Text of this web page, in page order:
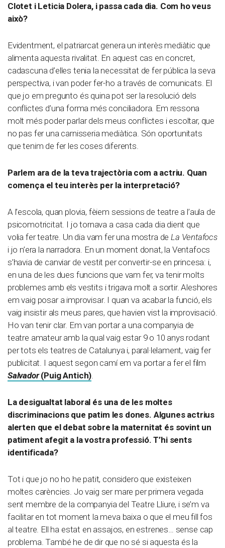
Clotet i Leticia Dolera, i passa cada dia. Com ho veus
això?
Evidentment, el patriarcat genera un interès mediàtic que
alimenta aquesta rivalitat. En aquest cas en concret,
cadascuna d’elles tenia la necessitat de fer pública la seva
perspectiva, i van poder fer-ho a través de comunicats. El
que jo em pregunto és quina pot ser la resolució dels
conflictes d’una forma més conciliadora. Em ressona
molt més poder parlar dels meus conflictes i escoltar, que
no pas fer una carnisseria mediàtica. Són oportunitats
que tenim de fer les coses diferents.
Parlem ara de la teva trajectòria com a actriu. Quan
comença el teu interès per la interpretació?
A l’escola, quan plovia, fèiem sessions de teatre a l’aula de
psicomotricitat. I jo tornava a casa cada dia dient que
volia fer teatre. Un dia vam fer una mostra deLa Ventafocs
i jo n’era la narradora. En un moment donat, la Ventafocs
s’havia de canviar de vestit per convertir-se en princesa: i,
en una de les dues funcions que vam fer, va tenir molts
problemes amb els vestits i trigava molt a sortir. Aleshores
em vaig posar a improvisar. I quan va acabar la funció, els
vaig insistir als meus pares, que havien vist la improvisació.
Ho van tenir clar. Em van portar a una companyia de
teatre amateur amb la qual vaig estar 9 o 10 anys rodant
per tots els teatres de Catalunya i, paral·lelament, vaig fer
publicitat. I aquest segon camí em va portar a fer el film
Salvador(Puig Antich)
La desigualtat laboral és una de les moltes
discriminacions que patim les dones. Algunes actrius
alerten que el debat sobre la maternitat és sovint un
patiment afegit a la vostra professió. T’hi sents
identificada?
Tot i que jo no ho he patit, considero que existeixen
moltes carències. Jo vaig ser mare per primera vegada
sent membre de la companyia del Teatre Lliure, i se’m va
facilitar en tot moment la meva baixa o que el meu fill fos
al teatre. Ell ha estat en assajos, en estrenes… sense cap
problema. També he de dir que no sé si aquesta és la